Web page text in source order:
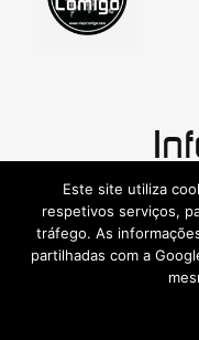
Este site utiliza
respetivos serviços,
tráfego. As
partilhadas com a